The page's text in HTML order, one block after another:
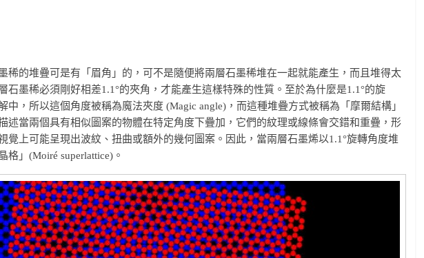
稀的堆疊可是有「眉角」的，可不是隨便將兩層石墨稀堆在一起就能產生，而且堆得太
石墨稀必須剛好相差1.1°的夾角，才能產生這樣特殊的性質。至於為什麼是1.1°的旋
中，所以這個角度被稱為魔法夾度 (Magic angle)，而這種堆疊方式被稱為「摩爾結構」
述當兩個具有相似圖案的物體在特定角度下疊加，它們的紋理或線條會交錯和重疊，形
覺上可能呈現出波紋、扭曲或額外的幾何圖案。因此，當兩層石墨烯以1.1°旋轉角度堆
格」(Moiré superlattice)。